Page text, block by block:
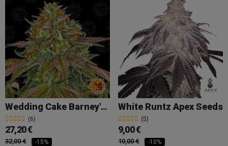
Wedding Cake Barney's Farm
(6)
27,20 €
32,00 € -15%
White Runtz Apex Seeds
(5)
9,00 €
10,00 € -10%